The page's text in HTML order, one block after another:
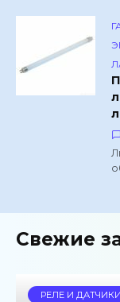
Свежие
РЕЛЕ И ДАТЧИКИ